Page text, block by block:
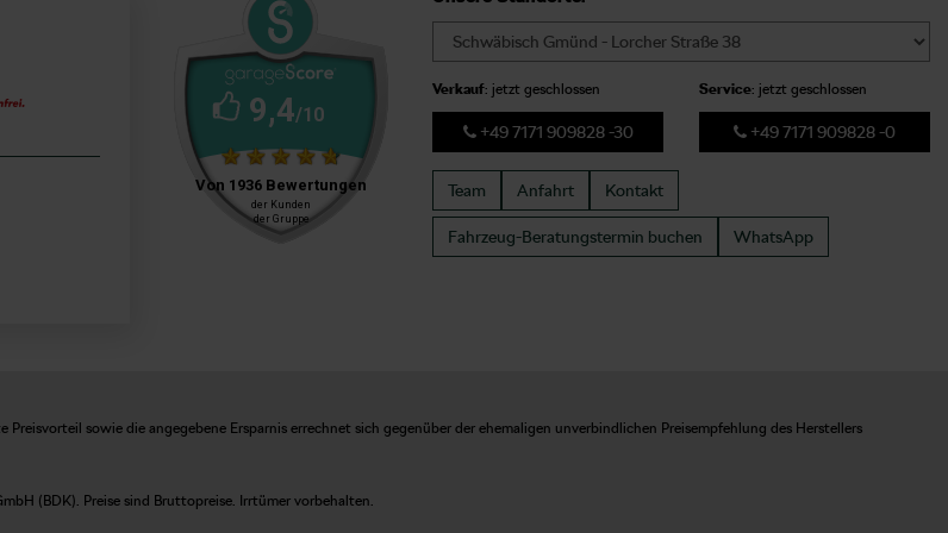
Verkauf: jetzt geschlossen
+49 7171 909828 -30
Service: jetzt geschlossen
+49 7171 909828 -0
Team Anfahrt Kontakt
Fahrzeug-Beratungstermin buchen WhatsApp
sowie die angegebene Ersparnis errechnet sich gegenüber der ehemaligen unverbindlichen Preisempfehlung des Herstellers
(BDK). Preise sind Bruttopreise. Irrtümer vorbehalten.